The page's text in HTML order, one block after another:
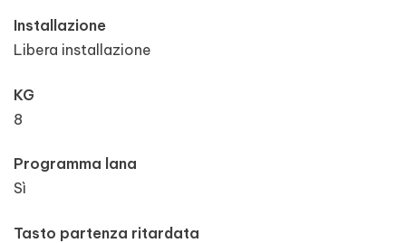
Installazione
Libera installazione
KG
8
Programma lana
Sì
Tasto partenza ritardata